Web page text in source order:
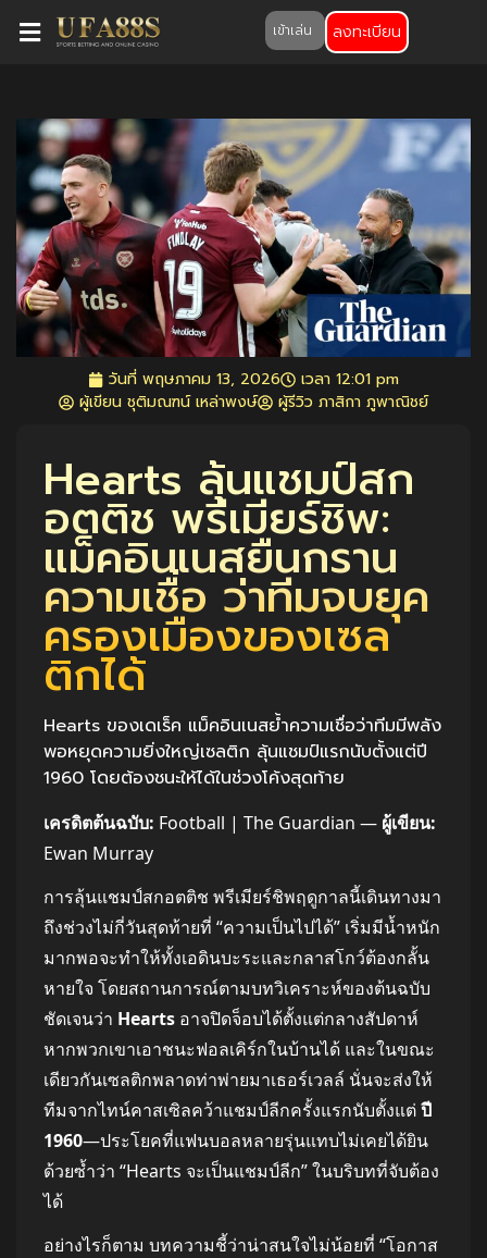
เข้าเล่น ลงทะเบียน
วันที่ พฤษภาคม 13, 2026 เวลา 12:01 pm
ผู้เขียน ชุติมณฑน์ เหล่าพงษ์
ผู้รีวิว ภาสิกา ภูพาณิชย์
Hearts ลุ้นแชมป์สก
อตติช พรีเมียร์ชิพ:
แม็คอินเนสยืนกราน
ความเชื่อ ว่าทีมจบยุค
ครองเมืองของเซล
ติกได้
Hearts ของเดเร็ค แม็คอินเนสย้ำความเชื่อว่าทีมมีพลัง
พอหยุดความยิ่งใหญ่เซลติก ลุ้นแชมป์แรกนับตั้งแต่ปี
1960 โดยต้องชนะให้ได้ในช่วงโค้งสุดท้าย
เครดิตต้นฉบับ: Football | The Guardian — ผู้เขียน:
Ewan Murray
การลุ้นแชมป์สกอตติช พรีเมียร์ชิพฤดูกาลนี้เดินทางมา
ถึงช่วงไม่กี่วันสุดท้ายที่ “ความเป็นไปได้” เริ่มมีน้ำหนัก
มากพอจะทำให้ทั้งเอดินบะระและกลาสโกว์ต้องกลั้น
หายใจ โดยสถานการณ์ตามบทวิเคราะห์ของต้นฉบับ
ชัดเจนว่า Hearts อาจปิดจ็อบได้ตั้งแต่กลางสัปดาห์
หากพวกเขาเอาชนะฟอลเคิร์กในบ้านได้ และในขณะ
เดียวกันเซลติกพลาดท่าพ่ายมาเธอร์เวลล์ นั่นจะส่งให้
ทีมจากไทน์คาสเซิลคว้าแชมป์ลีกครั้งแรกนับตั้งแต่ปี
1960—ประโยคที่แฟนบอลหลายรุ่นแทบไม่เคยได้ยิน
ด้วยซ้ำว่า “Hearts จะเป็นแชมป์ลีก” ในบริบทที่จับต้อง
ได้
อย่างไรก็ตาม บทความชี้ว่าน่าสนใจไม่น้อยที่ “โอกาส